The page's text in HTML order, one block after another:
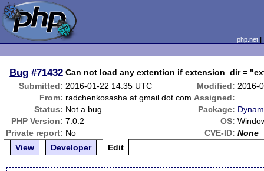
php.net
Bug #71432 Can not load any extention if extension_dir =
Submitted: 2016-01-22 14:35 UTC Modified: 2016-
From: radchenkosasha at gmail dot com Assigned:
Status: Not a bug Package:
PHP Version: 7.0.2 OS:
Private report: No CVE-ID: None
View
Developer Edit